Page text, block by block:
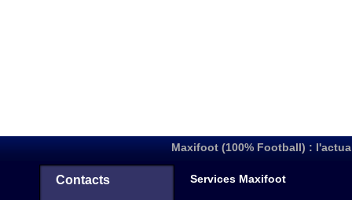
Maxifoot (100% Football) :
Contacts Services Maxifoot